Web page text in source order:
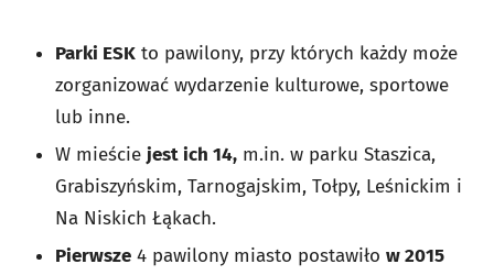
Parki ESK to pawilony, przy których każdy może
zorganizować wydarzenie kulturowe, sportowe
lub inne.
W mieście jest ich 14, m.in. w parku Staszica,
Grabiszyńskim, Tarnogajskim, Tołpy, Leśnickim i
Na Niskich Łąkach.
Pierwsze 4 pawilony miasto postawiło w 2015